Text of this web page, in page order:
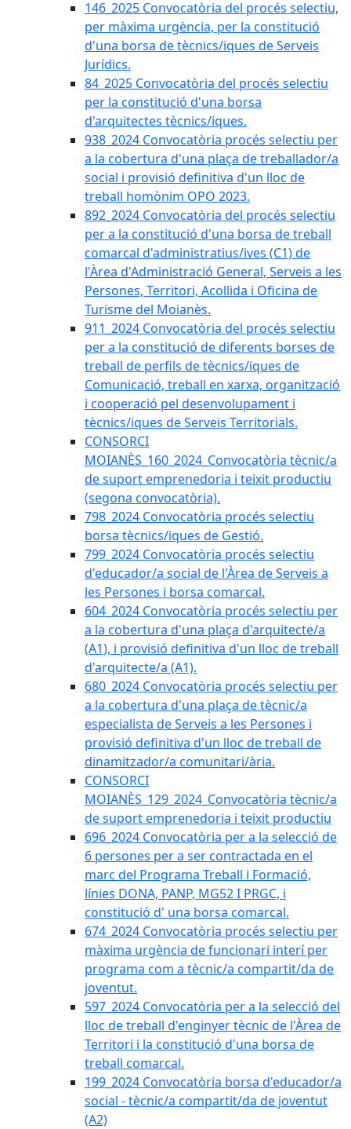
146_2025 Convocatòria del procés selectiu,
per màxima urgència, per la constitució
d'una borsa de tècnics/iques de Serveis
Jurídics.
84_2025 Convocatòria del procés selectiu
per la constitució d'una borsa
d'arquitectes tècnics/iques.
938_2024 Convocatòria procés selectiu per
a la cobertura d'una plaça de treballador/a
social i provisió definitiva d'un lloc de
treball homònim OPO 2023.
892_2024 Convocatòria del procés selectiu
per a la constitució d'una borsa de treball
comarcal d'administratius/ives (C1) de
l'Àrea d'Administració General, Serveis a les
Persones, Territori, Acollida i Oficina de
Turisme del Moianès.
911_2024 Convocatòria del procés selectiu
per a la constitució de diferents borses de
treball de perfils de tècnics/iques de
Comunicació, treball en xarxa, organització
i cooperació pel desenvolupament i
tècnics/iques de Serveis Territorials.
CONSORCI
MOIANÈS_160_2024_Convocatòria tècnic/a
de suport emprenedoria i teixit productiu
(segona convocatòria).
798_2024 Convocatòria procés selectiu
borsa tècnics/iques de Gestió.
799_2024 Convocatòria procés selectiu
d'educador/a social de l'Àrea de Serveis a
les Persones i borsa comarcal.
604_2024 Convocatòria procés selectiu per
a la cobertura d'una plaça d'arquitecte/a
(A1), i provisió definitiva d'un lloc de treball
d'arquitecte/a (A1).
680_2024 Convocatòria procés selectiu per
a la cobertura d'una plaça de tècnic/a
especialista de Serveis a les Persones i
provisió definitiva d'un lloc de treball de
dinamitzador/a comunitari/ària.
CONSORCI
MOIANÈS_129_2024_Convocatòria tècnic/a
de suport emprenedoria i teixit productiu
696_2024 Convocatòria per a la selecció de
6 persones per a ser contractada en el
marc del Programa Treball i Formació,
línies DONA, PANP, MG52 I PRGC, i
constitució d' una borsa comarcal.
674_2024 Convocatòria procés selectiu per
màxima urgència de funcionari interí per
programa com a tècnic/a compartit/da de
joventut.
597_2024 Convocatòria per a la selecció del
lloc de treball d'enginyer tècnic de l'Àrea de
Territori i la constitució d'una borsa de
treball comarcal.
199_2024 Convocatòria borsa d'educador/a
social - tècnic/a compartit/da de joventut
(A2)